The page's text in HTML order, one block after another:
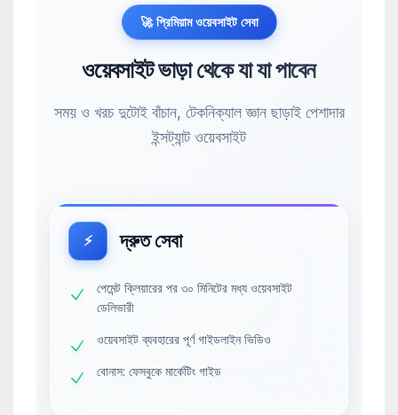
🚀 প্রিমিয়াম ওয়েবসাইট সেবা
ওয়েবসাইট ভাড়া থেকে যা যা পাবেন
সময় ও খরচ দুটোই বাঁচান, টেকনিক্যাল জ্ঞান ছাড়াই পেশাদার
ইন্সট্যান্ট ওয়েবসাইট
⚡ দ্রুত সেবা
পেমেন্ট ক্লিয়ারের পর ৩০ মিনিটের মধ্য ওয়েবসাইট
ডেলিভারী
ওয়েবসাইট ব্যবহারের পূর্ণ গাইডলাইন ভিডিও
বোনাস: ফেসবুকে মার্কেটিং গাইড